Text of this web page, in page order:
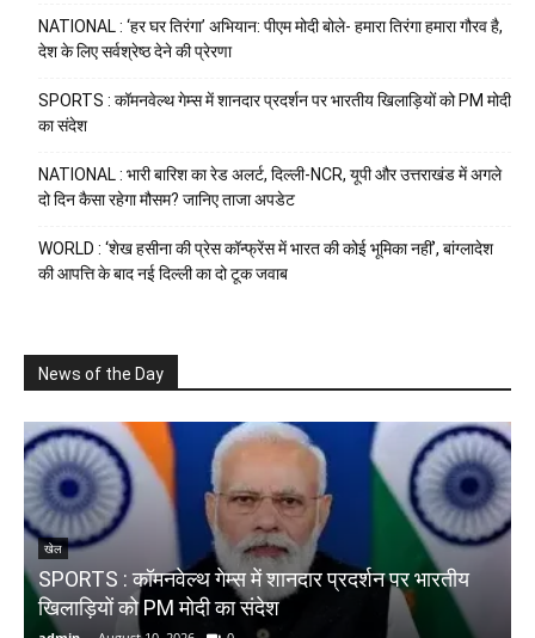
NATIONAL : ‘हर घर तिरंगा’ अभियान: पीएम मोदी बोले- हमारा तिरंगा हमारा गौरव है,
देश के लिए सर्वश्रेष्ठ देने की प्रेरणा
SPORTS : कॉमनवेल्थ गेम्स में शानदार प्रदर्शन पर भारतीय खिलाड़ियों को PM मोदी
का संदेश
NATIONAL : भारी बारिश का रेड अलर्ट, दिल्ली-NCR, यूपी और उत्तराखंड में अगले
दो दिन कैसा रहेगा मौसम? जानिए ताजा अपडेट
WORLD : ‘शेख हसीना की प्रेस कॉन्फ्रेंस में भारत की कोई भूमिका नहीं’, बांग्लादेश
की आपत्ति के बाद नई दिल्ली का दो टूक जवाब
News of the Day
खेल
SPORTS : कॉमनवेल्थ गेम्स में शानदार प्रदर्शन पर भारतीय
खिलाड़ियों को PM मोदी का संदेश